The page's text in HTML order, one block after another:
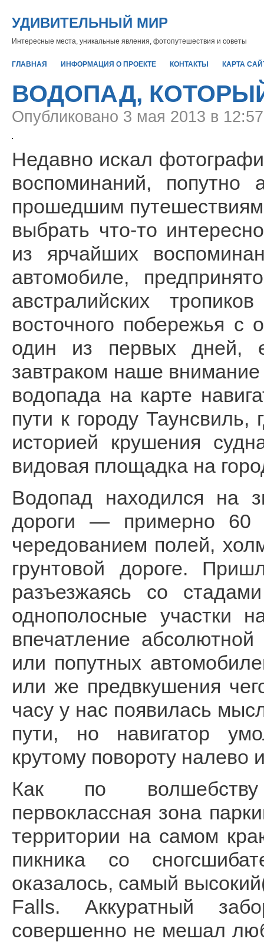
УДИВИТЕЛЬНЫЙ МИР
Интересные места, уникальные явления, фотопутешествия и советы
ГЛАВНАЯ ИНФОРМАЦИЯ О ПРОЕКТЕ КОНТАКТЫ КАРТА
ВОДОПАД,
Опубликовано 3 мая 2013 в
Недавно искал
воспоминаний, попутно
прошедшим
выбрать что-то
из ярчайших
автомобиле,
австралийских
восточного побережья
один из первых дней,
завтраком наше
водопада на карте
пути к городу
историей крушения
видовая площадка на
Водопад находился на
дороги — примерно 60
чередованием полей,
грунтовой дороге.
разъезжаясь со
однополосные участки
впечатление
или попутных
или же предвкушения
часу у нас появилась
пути, но навигатор
крутому повороту налево
Как по волшебству
первоклассная зона
территории на самом
пикника со
оказалось, самый
Falls. Аккуратный
совершенно не мешал